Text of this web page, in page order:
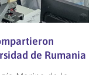
de Rumania